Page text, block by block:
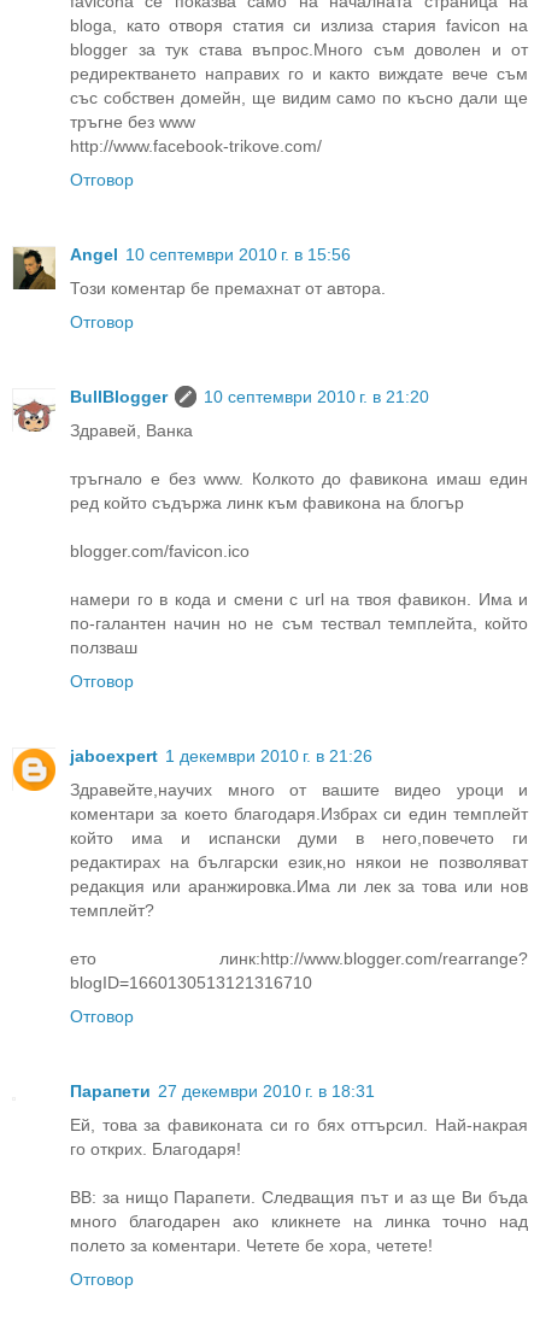
bloga, като отворя статия си излиза стария favicon на
blogger за тук става въпрос.Много съм доволен и от
редиректването направих го и както виждате вече съм
със собствен домейн, ще видим само по късно дали ще
тръгне без www
http://www.facebook-trikove.com/
Отговор
Angel 10 септември 2010 г. в 15:56
Този коментар бе премахнат от автора.
Отговор
BullBlogger
10 септември 2010 г. в 21:20
Здравей, Ванка
тръгнало е без www. Колкото до фавикона имаш един
ред който съдържа линк към фавикона на блогър
blogger.com/favicon.ico
намери го в кода и смени с url на твоя фавикон. Има и
по-галантен начин но не съм тествал темплейта, който
ползваш
Отговор
jaboexpert 1 декември 2010 г. в 21:26
Здравейте,научих много от вашите видео уроци и
коментари за което благодаря.Избрах си един темплейт
който има и испански думи в него,повечето ги
редактирах на български език,но някои не позволяват
редакция или аранжировка.Има ли лек за това или нов
темплейт?
ето линк:http://www.blogger.com/rearrange?
blogID=1660130513121316710
Отговор
Парапети 27 декември 2010 г. в 18:31
Ей, това за фавиконата си го бях оттърсил. Най-накрая
го открих. Благодаря!
ВВ: за нищо Парапети. Следващия път и аз ще Ви бъда
много благодарен ако кликнете на линка точно над
полето за коментари. Четете бе хора, четете!
Отговор